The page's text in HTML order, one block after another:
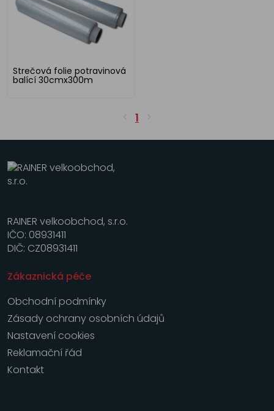
Strečová folie potravinová
balící 30cmx300m
1
RAINER velkoobchod, s.r.o.
IČO: 08931411
DIČ: CZ08931411
Zákaznická péče
Obchodní podmínky
Zásady ochrany osobních údajů
Nastavení cookies
Reklamační řád
Kontakt